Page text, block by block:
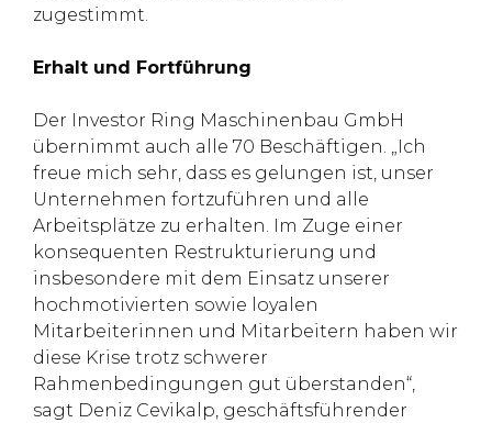
zugestimmt.
Erhalt und Fortführung
Der Investor Ring Maschinenbau GmbH
übernimmt auch alle 70 Beschäftigen. „Ich
freue mich sehr, dass es gelungen ist, unser
Unternehmen fortzuführen und alle
Arbeitsplätze zu erhalten. Im Zuge einer
konsequenten Restrukturierung und
insbesondere mit dem Einsatz unserer
hochmotivierten sowie loyalen
Mitarbeiterinnen und Mitarbeitern haben wir
diese Krise trotz schwerer
Rahmenbedingungen gut überstanden“,
sagt Deniz Cevikalp, geschäftsführender